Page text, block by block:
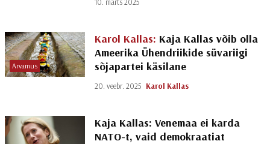
Arvamus
Karol Kallas: Kaja Kallas võib olla
Ameerika Ühendriikide süvariigi
sõjapartei käsilane
20. veebr. 2025 Karol Kallas
Kaja Kallas: Venemaa ei karda
NATO-t, vaid demokraatiat